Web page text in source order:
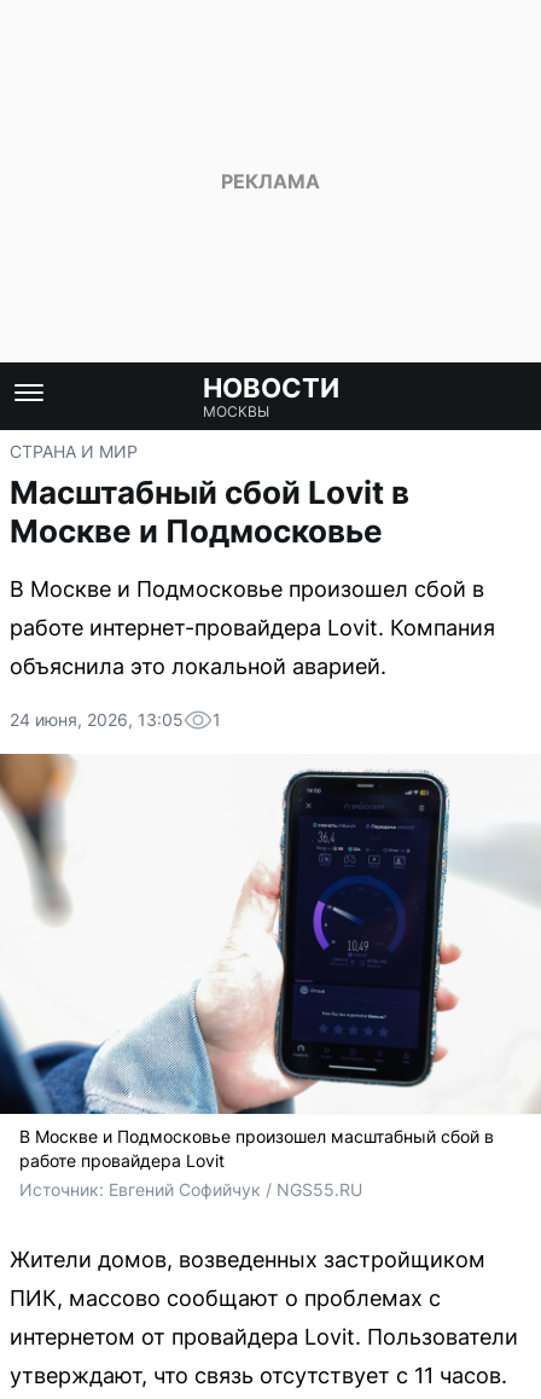
НОВОСТИ
МОСКВЫ
СТРАНА И МИР
Масштабный сбой Lovit в
Москве и Подмосковье
В Москве и Подмосковье произошел сбой в
работе интернет-провайдера Lovit. Компания
объяснила это локальной аварией.
24 июня, 2026, 13:05 1
В Москве и Подмосковье произошел масштабный сбой в
работе провайдера Lovit
Источник: Евгений Софийчук / NGS55.RU
Жители домов, возведенных застройщиком
ПИК, массово сообщают о проблемах с
интернетом от провайдера Lovit. Пользователи
утверждают, что связь отсутствует с 11 часов.